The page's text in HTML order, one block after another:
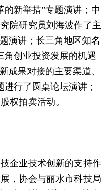
的新举措”专题演讲；中
院研究员刘海波作了主
演讲；长三角地区知名
角创业投资发展的机遇
成果对接的主要渠道、
行了圆桌论坛演讲；
权拍卖活动。
企业技术创新的支持作
，协会与丽水市科技局